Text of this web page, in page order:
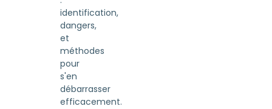
identification,
dangers,
et
méthodes
pour
s'en
débarrasser
efficacement.